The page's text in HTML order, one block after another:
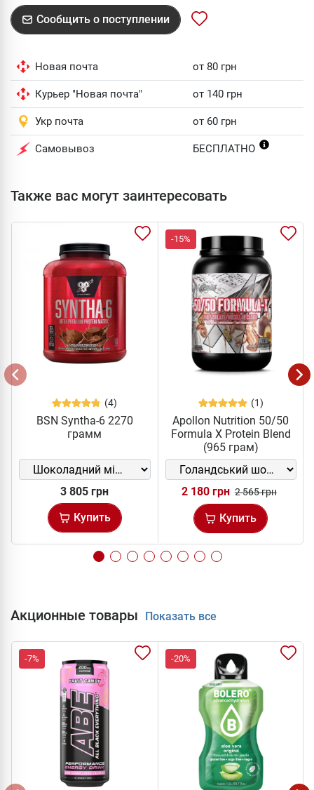
Сообщить о поступлении
Новая почта от 80 грн
Курьер "Новая почта" от 140 грн
Укр почта от 60 грн
Самовывоз БЕСПЛАТНО
Также вас могут заинтересовать
(4)
BSN Syntha-6 2270
грамм
3 805 грн
Купить
-15%
(1)
Apollon Nutrition 50/50
Formula X Protein Blend
(965 грам)
2 180 грн 2 565 грн
Купить
Акционные товары Показать все
-7% -20%